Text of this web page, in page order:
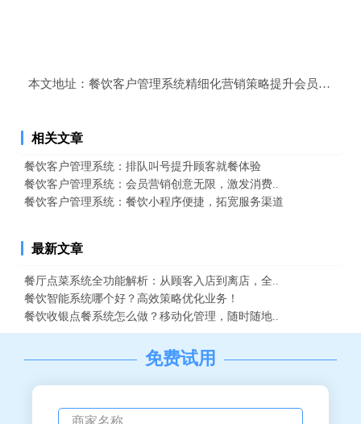
本文地址： 餐饮客户管理系统精细化营销策略提升会员满意度
相关文章
餐饮客户管理系统：排队叫号提升顾客就餐体验
餐饮客户管理系统：会员营销创意无限，激发消费..
餐饮客户管理系统：餐饮小程序便捷，拓宽服务渠道
最新文章
餐厅点菜系统全功能解析：从顾客入店到离店，全..
餐饮智能系统哪个好？高效策略优化业务！
餐饮收银点餐系统怎么做？移动化管理，随时随地..
免费试用